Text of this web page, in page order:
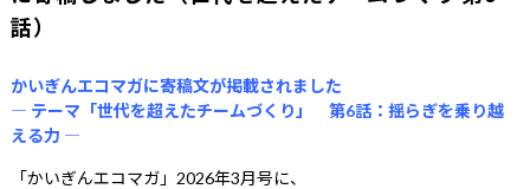
話）
かいぎんエコマガに寄稿文が掲載されました
― テーマ「世代を超えたチームづくり」 第6話：揺らぎを乗り越
える力 ―
「かいぎんエコマガ」2026年3月号に、